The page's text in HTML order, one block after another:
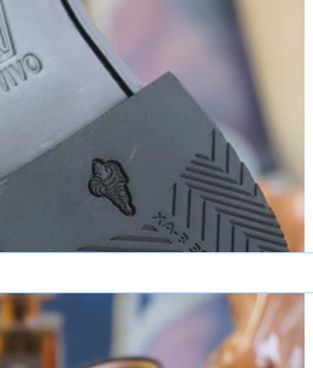
george cox